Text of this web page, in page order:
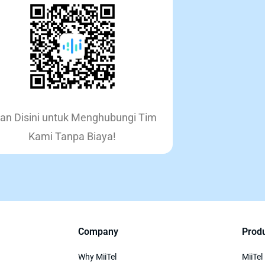
Disini untuk Menghubungi Tim
Kami Tanpa Biaya!
Company
Why MiiTel MiiTel